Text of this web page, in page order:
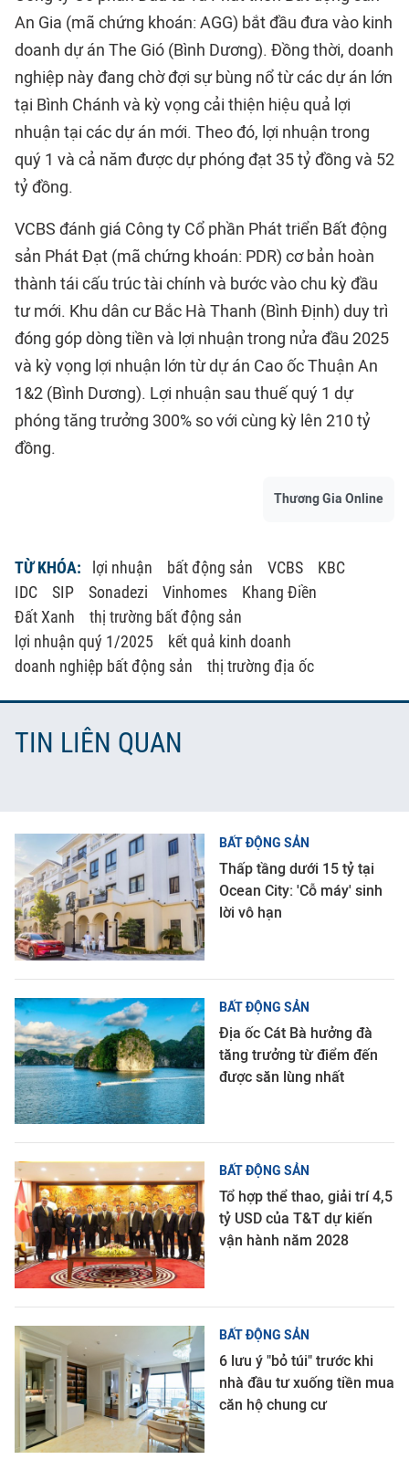
An Gia (mã chứng khoán: AGG) bắt đầu đưa vào kinh
doanh dự án The Gió (Bình Dương). Đồng thời, doanh
nghiệp này đang chờ đợi sự bùng nổ từ các dự án lớn
tại Bình Chánh và kỳ vọng cải thiện hiệu quả lợi
nhuận tại các dự án mới. Theo đó, lợi nhuận trong
quý 1 và cả năm được dự phóng đạt 35 tỷ đồng và 52
tỷ đồng.
VCBS đánh giá Công ty Cổ phần Phát triển Bất động
sản Phát Đạt (mã chứng khoán: PDR) cơ bản hoàn
thành tái cấu trúc tài chính và bước vào chu kỳ đầu
tư mới. Khu dân cư Bắc Hà Thanh (Bình Định) duy trì
đóng góp dòng tiền và lợi nhuận trong nửa đầu 2025
và kỳ vọng lợi nhuận lớn từ dự án Cao ốc Thuận An
1&2 (Bình Dương). Lợi nhuận sau thuế quý 1 dự
phóng tăng trưởng 300% so với cùng kỳ lên 210 tỷ
đồng.
Thương Gia Online
TỪ KHÓA: lợi nhuận bất động sản VCBS
KBC
IDC
SIP Sonadezi Vinhomes
Khang Điền
Đất Xanh
thị trường bất động sản
lợi nhuận quý 1/2025
kết quả kinh doanh
doanh nghiệp bất động sản
thị trường địa ốc
TIN LIÊN QUAN
BẤT ĐỘNG SẢN
Thấp tầng dưới 15 tỷ tại
Ocean City: 'Cỗ máy' sinh
lời vô hạn
BẤT ĐỘNG SẢN
Địa ốc Cát Bà hưởng đà
tăng trưởng từ điểm đến
được săn lùng nhất
BẤT ĐỘNG SẢN
Tổ hợp thể thao, giải trí 4,5
tỷ USD của T&T dự kiến
vận hành năm 2028
BẤT ĐỘNG SẢN
6 lưu ý "bỏ túi" trước khi
nhà đầu tư xuống tiền mua
căn hộ chung cư